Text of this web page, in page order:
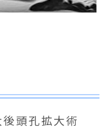
頭孔拡大術